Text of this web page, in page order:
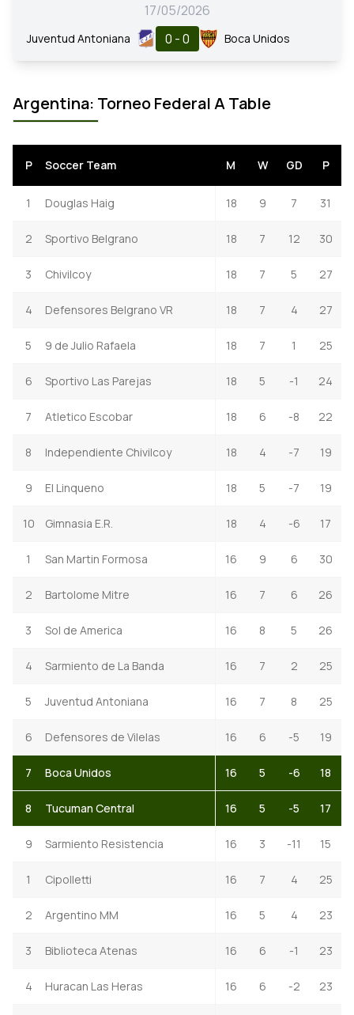
17/05/2026
Juventud Antoniana 0 - 0 Boca Unidos
Argentina: Torneo Federal A Table
P Soccer Team M W GD P
1 Douglas Haig 18 9 7 31
2 Sportivo Belgrano 18 7 12 30
3 Chivilcoy 18 7 5 27
4 Defensores Belgrano VR 18 7 4 27
5 9 de Julio Rafaela 18 7 1 25
6 Sportivo Las Parejas 18 5 -1 24
7 Atletico Escobar 18 6 -8 22
8 Independiente Chivilcoy 18 4 -7 19
9 El Linqueno 18 5 -7 19
10 Gimnasia E.R. 18 4 -6 17
1 San Martin Formosa 16 9 6 30
2 Bartolome Mitre 16 7 6 26
3 Sol de America 16 8 5 26
4 Sarmiento de La Banda 16 7 2 25
5 Juventud Antoniana 16 7 8 25
6 Defensores de Vilelas 16 6 -5 19
7 Boca Unidos 16 5 -6 18
8 Tucuman Central 16 5 -5 17
9 Sarmiento Resistencia 16 3 -11 15
1 Cipolletti 16 7 4 25
2 Argentino MM 16 5 4 23
3 Biblioteca Atenas 16 6 -1 23
4 Huracan Las Heras 16 6 -2 23